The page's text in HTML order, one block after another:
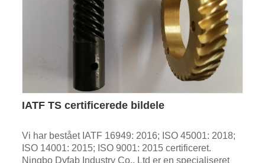
IATF TS certificerede bildele
Vi har bestået IATF 16949: 2016; ISO 45001: 2018;
ISO 14001: 2015; ISO 9001: 2015 certificeret.
Ningbo Dyfab Industry Co., Ltd er en specialiseret